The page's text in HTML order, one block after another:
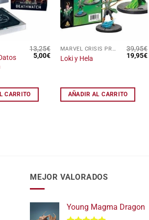
deseos
13,25€
El
5,00€El
precio
CARRITO
deseos
MARVEL CRISIS PROTOCOL
Loki y Hela
39,95€
El
19,95€El
AÑADIR AL CARRITO
MEJOR VALORADOS
Young Magma Dragon